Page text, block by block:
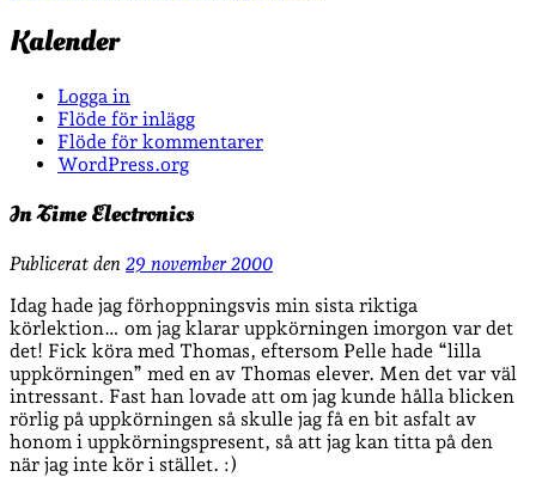
Kalender
Logga in
Flöde för inlägg
Flöde för kommentarer
WordPress.org
In Time Electronics
Publicerat den 29 november 2000
Idag hade jag förhoppningsvis min sista riktiga
körlektion… om jag klarar uppkörningen imorgon var det
det! Fick köra med Thomas, eftersom Pelle hade “lilla
uppkörningen” med en av Thomas elever. Men det var väl
intressant. Fast han lovade att om jag kunde hålla blicken
rörlig på uppkörningen så skulle jag få en bit asfalt av
honom i uppkörningspresent, så att jag kan titta på den
när jag inte kör i stället. :)